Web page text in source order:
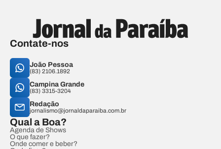
Contate-nos
João Pessoa
(83) 2106.1892
Campina Grande
(83) 3315-3204
Redação
jornalismo@jornaldaparaiba.com.br
Qual a Boa?
Agenda de Shows
O que fazer?
Onde comer e beber?